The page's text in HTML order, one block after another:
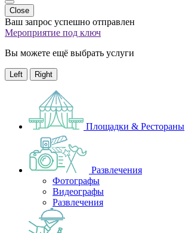
Close
Ваш запрос успешно отправлен
Мероприятие под ключ
Вы можете ещё выбрать услуги
Left Right
Площадки & Рестораны
Развлечения
Фотографы
Видеографы
Развлечения